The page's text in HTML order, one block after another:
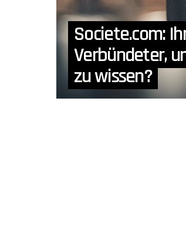
Societe.com:
Verbündeter,
zu wissen?